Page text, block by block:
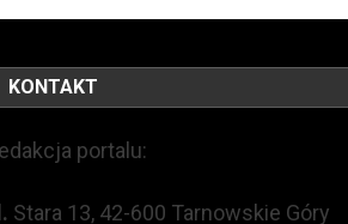
KONTAKT
portalu:
Stara 13, 42-600 Tarnowskie Góry